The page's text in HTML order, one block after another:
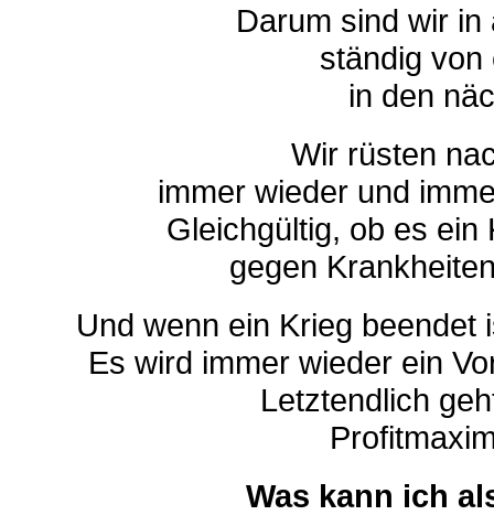
Darum sind wir
ständig von
in den
Wir rüsten
immer wieder und
Gleichgültig, ob es ein
gegen
Und wenn ein Krieg
Es wird immer wieder ein
Letztendlich
Was kann ich